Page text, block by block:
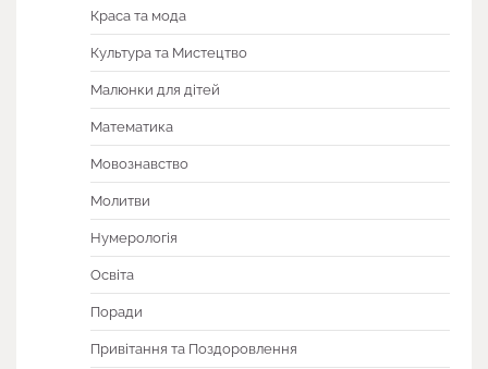
Краса та мода
Культура та Мистецтво
Малюнки для дітей
Математика
Мовознавство
Молитви
Нумерологія
Освіта
Поради
Привітання та Поздоровлення